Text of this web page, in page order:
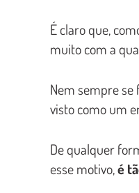
É claro que,
muito com a
Nem sempre se
visto como um
De qualquer
esse motivo,é